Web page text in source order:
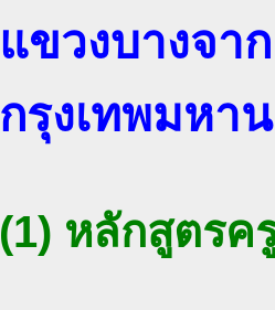
แขวงบางจา
กรุงเทพมหา
(1) หลักสูตรค